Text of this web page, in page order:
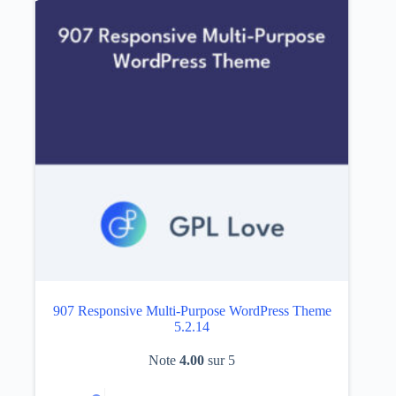
907 Responsive Multi-Purpose WordPress Theme
5.2.14
Note4.00 sur 5